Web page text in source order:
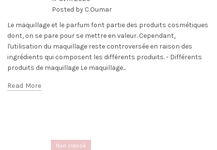
Posted by C.Oumar
Le maquillage et le parfum font partie des produits cosmétiques
dont, on se pare pour se mettre en valeur. Cependant,
l'utilisation du maquillage reste controversée en raison des
ingrédients qui composent les différents produits. - Différents
produits de maquillage Le maquillage...
Read More
Non classé